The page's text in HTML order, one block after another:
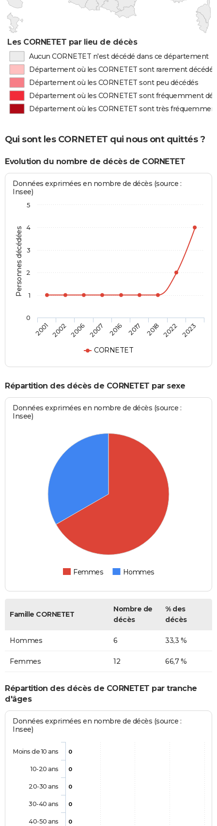
Les CORNETET par lieu de décès
Aucun CORNETET n'est décédé dans ce département
Département où les CORNETET sont rarement décédés
Département où les CORNETET sont peu décédés
Département où les CORNETET sont fréquemment
Département où les CORNETET sont très
Qui sont les CORNETET qui nous ont quittés ?
Evolution du nombre de décès de CORNETET
Personnes décédées
Données exprimées en nombre de décès (source :
Insee)
CORNETET
2001 2002 2006 2007 2016 2017 2018 2022 2023
0
1
2
3
4
5
Répartition des décès de CORNETET par sexe
Données exprimées en nombre de décès (source :
Insee)
Femmes Hommes
Famille CORNETET
Nombre de
décès
% des
décès
Hommes 6 33,3 %
Femmes 12 66,7 %
Répartition des décès de CORNETET par tranche
d'âges
Données exprimées en nombre de décès (source :
Insee)
0
0
0
0
0
Moins de 10 ans
10-20 ans
20-30 ans
30-40 ans
40-50 ans